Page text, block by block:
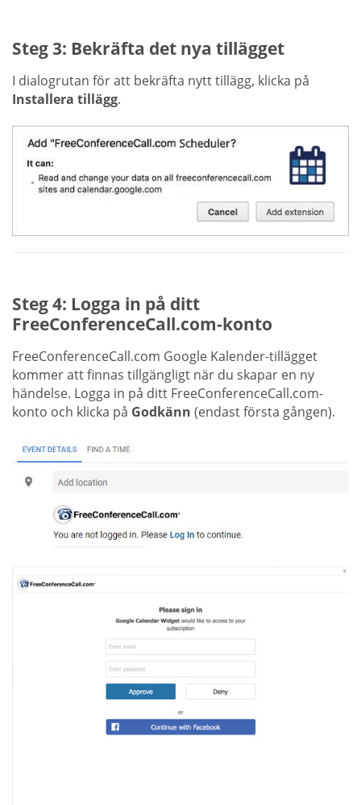
Steg 3: Bekräfta det nya tillägget
I dialogrutan för att bekräfta nytt tillägg, klicka på
Installera tillägg.
Steg 4: Logga in på ditt
FreeConferenceCall.com-konto
FreeConferenceCall.com Google Kalender-tillägget
kommer att finnas tillgängligt när du skapar en ny
händelse. Logga in på ditt FreeConferenceCall.com-
konto och klicka på Godkänn (endast första gången).